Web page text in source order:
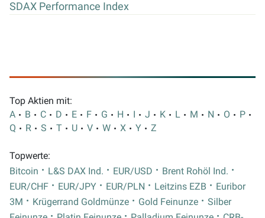
SDAX Performance Index
Top Aktien mit:
A
B C D E F G H I J K L M N O
P
Q
R S T U V W X Y Z
Topwerte:
Bitcoin
L&S DAX Ind. EUR/USD
Brent Rohöl Ind.
EUR/CHF
EUR/JPY EUR/PLN Leitzins EZB
Euribor
3M
Krügerrand Goldmünze Gold Feinunze
Silber